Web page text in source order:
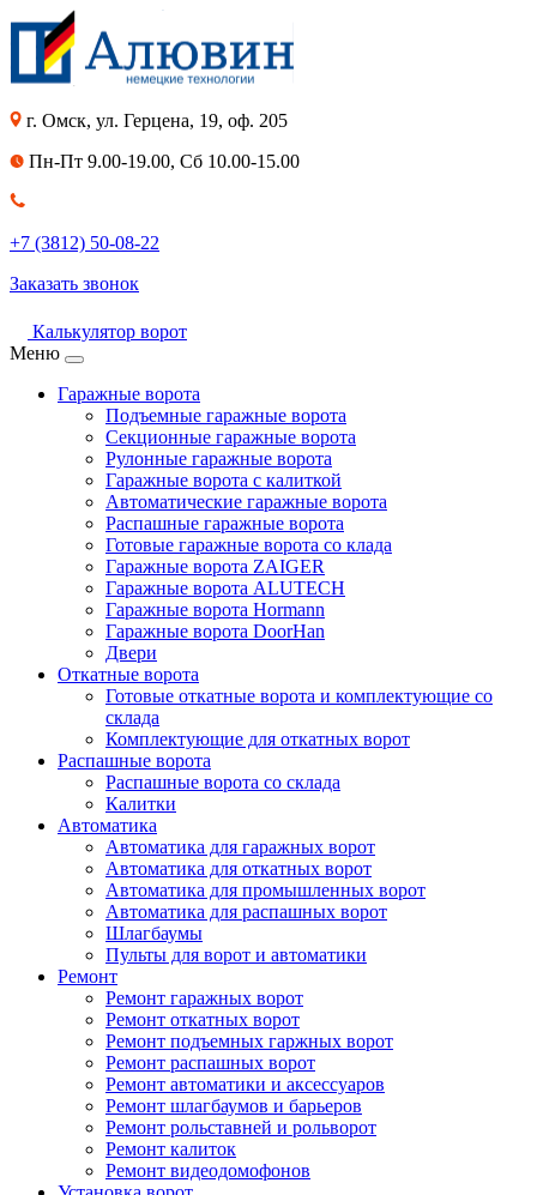
г. Омск, ул. Герцена, 19, оф. 205
Пн-Пт 9.00-19.00, Сб 10.00-15.00
+7 (3812) 50-08-22
Заказать звонок
Калькулятор ворот
Меню
Гаражные ворота
Подъемные гаражные ворота
Секционные гаражные ворота
Рулонные гаражные ворота
Гаражные ворота с калиткой
Автоматические гаражные ворота
Распашные гаражные ворота
Готовые гаражные ворота со клада
Гаражные ворота ZAIGER
Гаражные ворота ALUTECH
Гаражные ворота Hormann
Гаражные ворота DoorHan
Двери
Откатные ворота
Готовые откатные ворота и комплектующие со
склада
Комплектующие для откатных ворот
Распашные ворота
Распашные ворота со склада
Калитки
Автоматика
Автоматика для гаражных ворот
Автоматика для откатных ворот
Автоматика для промышленных ворот
Автоматика для распашных ворот
Шлагбаумы
Пульты для ворот и автоматики
Ремонт
Ремонт гаражных ворот
Ремонт откатных ворот
Ремонт подъемных гаржных ворот
Ремонт распашных ворот
Ремонт автоматики и аксессуаров
Ремонт шлагбаумов и барьеров
Ремонт рольставней и рольворот
Ремонт калиток
Ремонт видеодомофонов